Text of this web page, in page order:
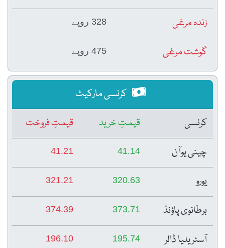
زندہ مرغی 328 روپے
گوشت مرغی 475 روپے
کرنسی مارکیٹ
کرنسی
قیمتِ خرید
قیمتِ فروخت
چینی یوآن
41.14
41.21
یورو 320.63
321.21
برطانوی پاؤنڈ 373.71
374.39
آسٹریلیا ڈالر 195.74
196.10